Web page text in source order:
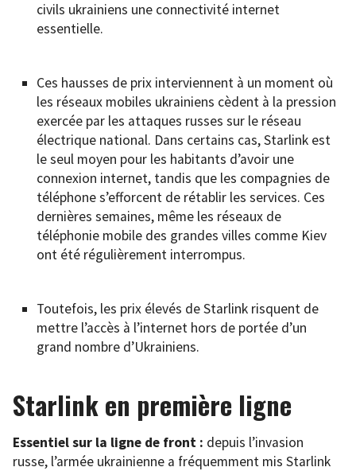
civils ukrainiens une connectivité internet
essentielle.
Ces hausses de prix interviennent à un moment où
les réseaux mobiles ukrainiens cèdent à la pression
exercée par les attaques russes sur le réseau
électrique national. Dans certains cas, Starlink est
le seul moyen pour les habitants d’avoir une
connexion internet, tandis que les compagnies de
téléphone s’efforcent de rétablir les services. Ces
dernières semaines, même les réseaux de
téléphonie mobile des grandes villes comme Kiev
ont été régulièrement interrompus.
Toutefois, les prix élevés de Starlink risquent de
mettre l’accès à l’internet hors de portée d’un
grand nombre d’Ukrainiens.
Starlink en première ligne
Essentiel sur la ligne de front : depuis l’invasion
russe, l’armée ukrainienne a fréquemment mis Starlink